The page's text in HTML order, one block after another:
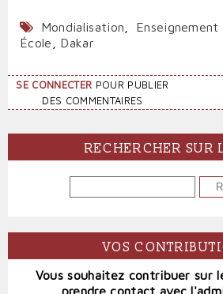
Mondialisation
École
Dakar
SE CONNECTER POUR PUBLIER
DES COMMENTAIRES
RECHERCHER SUR
VOS
Vous souhaitez contribuer sur
prendre contact avec